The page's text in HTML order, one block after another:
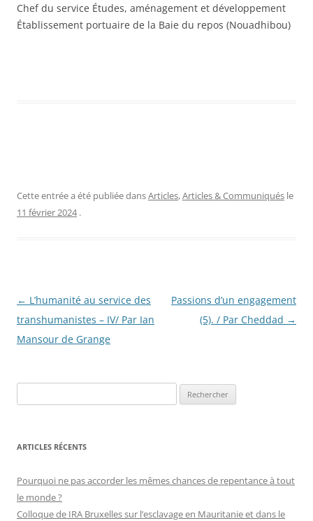
Chef du service Études, aménagement et développement
Établissement portuaire de la Baie du repos (Nouadhibou)
Cette entrée a été publiée dansArticles,Articles & Communiqués le
11 février 2024 .
Navigation
des
articles
← L’humanité au service des
transhumanistes – IV/ Par Ian
Mansour de Grange
Passions d’un engagement
(5). / Par Cheddad →
e
h
r
c
h
ARTICLES RÉCENTS
Pourquoi ne pas accorder les mêmes chances de repentance à tout
le monde ?
Colloque de IRA Bruxelles sur l’esclavage en Mauritanie et dans le